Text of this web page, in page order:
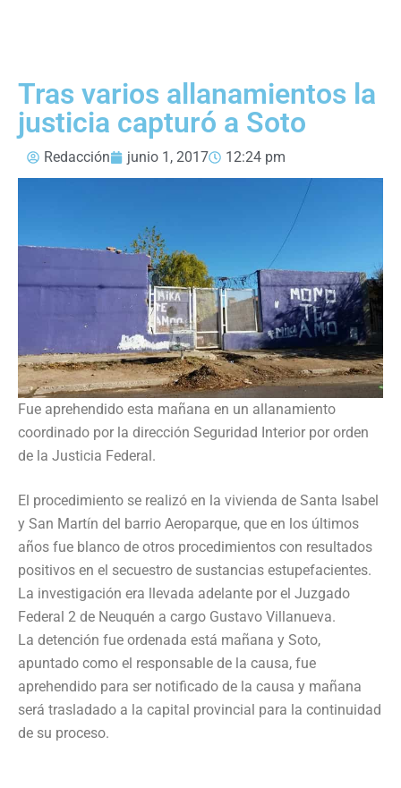
Tras varios allanamientos la
justicia capturó a Soto
Redacción junio 1, 2017 12:24 pm
Fue aprehendido esta mañana en un allanamiento
coordinado por la dirección Seguridad Interior por orden
de la Justicia Federal.
El procedimiento se realizó en la vivienda de Santa Isabel
y San Martín del barrio Aeroparque, que en los últimos
años fue blanco de otros procedimientos con resultados
positivos en el secuestro de sustancias estupefacientes.
La investigación era llevada adelante por el Juzgado
Federal 2 de Neuquén a cargo Gustavo Villanueva.
La detención fue ordenada está mañana y Soto,
apuntado como el responsable de la causa, fue
aprehendido para ser notificado de la causa y mañana
será trasladado a la capital provincial para la continuidad
de su proceso.